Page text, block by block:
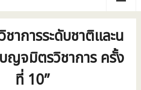
ชาการระดับชาติและน
บญจมิตรวิชาการ ครั้ง
ที่ 10”